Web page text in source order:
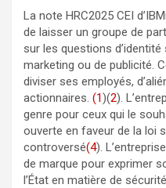
La note HRC2025 CEI
de laisser un groupe de
sur les questions
marketing ou de publicité.
diviser ses employés,
actionnaires. (1)(2).
genre pour ceux qui le
ouverte en faveur de la loi
controversé(4).
de marque pour exprimer
l’État en matière de